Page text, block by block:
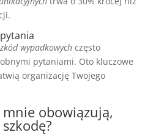
wypadkowychczęsto
pytaniami. Oto kluczowe
organizację Twojego
obowiązują,